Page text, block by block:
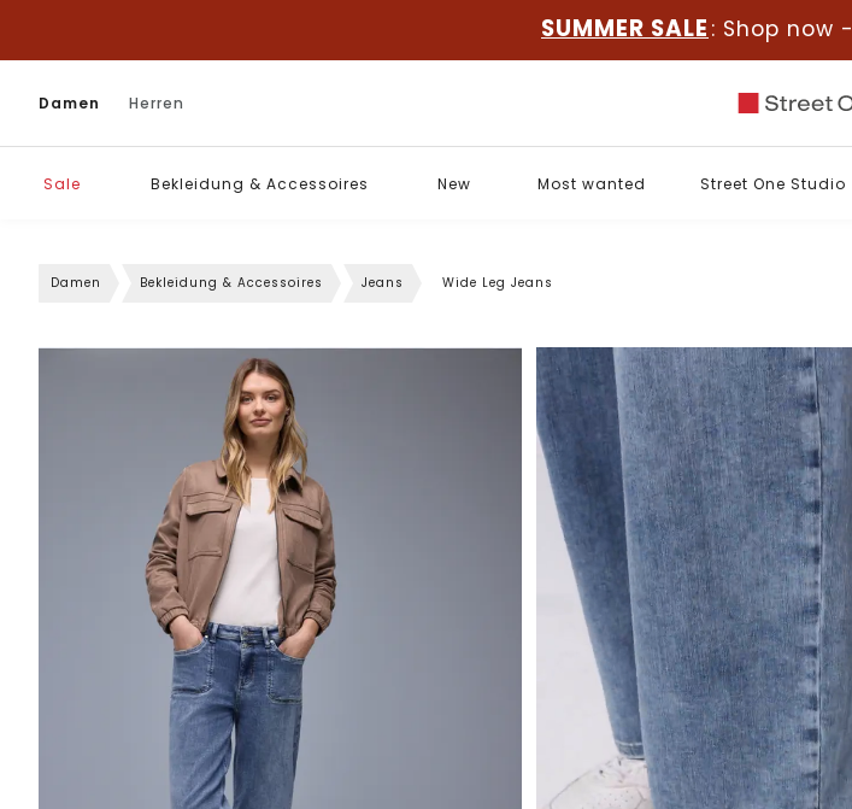
SUMMER SALE : Shop now -
Damen Herren
Sale Bekleidung & Accessoires New Most wanted Street One Studio
Damen Bekleidung & Accessoires Jeans Wide Leg Jeans